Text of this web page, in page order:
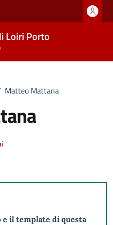
Loiri Porto
Matteo Mattana
e il template di questa